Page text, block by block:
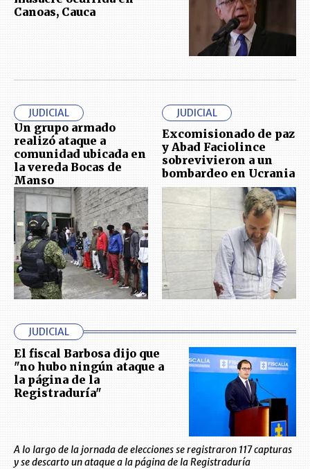
Canoas, Cauca
JUDICIAL
Un grupo armado
realizó ataque a
comunidad ubicada en
la vereda Bocas de
Manso
JUDICIAL
Excomisionado de paz
y Abad Faciolince
sobrevivieron a un
bombardeo en Ucrania
JUDICIAL
El fiscal Barbosa dijo que
"no hubo ningún ataque a
la página de la
Registraduría"
A lo largo de la jornada de elecciones se registraron 117 capturas
y se descarto un ataque a la página de la Registraduría